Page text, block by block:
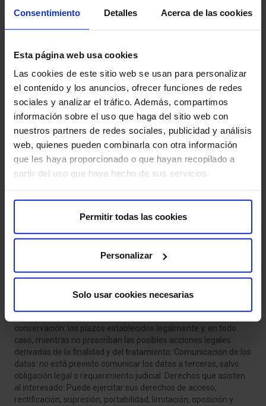
Consentimiento Detalles Acerca de las cookies
Esta página web usa cookies
Las cookies de este sitio web se usan para personalizar
el contenido y los anuncios, ofrecer funciones de redes
sociales y analizar el tráfico. Además, compartimos
información sobre el uso que haga del sitio web con
nuestros partners de redes sociales, publicidad y análisis
web, quienes pueden combinarla con otra información
que les haya proporcionado o que hayan recopilado a
partir del uso que haya hecho de sus servicios.
Permitir todas las cookies
Personalizar
Solo usar cookies necesarias
Entiendo y acepto la política de privacidad *
Entiendo y acepto la política de privacidad *
Quiero recibir un certificado por correo para hacienda
Quiero recibir un certificado por correo para hacienda
Quiero recibir más información
Quiero recibir más información
De conformidad con la normativa vigente de protección de
siguiente información sobre el tratamiento de datos:
HM HOSPITALES. NIF. G83643841. Dirección: Plaza del Conde
Valle Suchil nº2, planta 1, 28015, Madrid. CIF: G83643841.
tramitar los donativos efectuados y (2) Identificación del
donante, a los efectos de garantizar el cumplimiento de la
normativa de Prevención de blanqueo de capitales.
Legitimación: (1) El art. 6.1.a) RGPD: El interesado dio su
conservación: los plazos establecidos legalmente y, en todo
caso, mientras no prescriban las posibles acciones legales
derivadas de la finalidad y del tratamiento. Comunicación de los
datos: no está previsto comunicar los datos a terceros, salvo
obligación legal o requerimiento judicial. Derechos que asisten
al interesado: Puede ejercitar sus derechos de acceso,
rectificación, supresión, portabilidad, limitación, oposición y